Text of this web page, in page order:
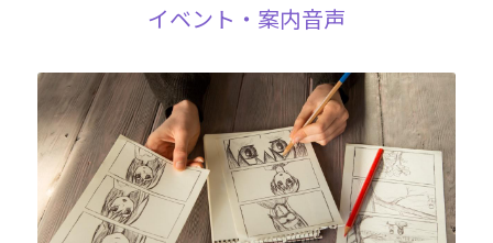
イベント・案内音声